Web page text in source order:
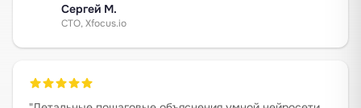
Сергей М.
CTO, Xfocus.io